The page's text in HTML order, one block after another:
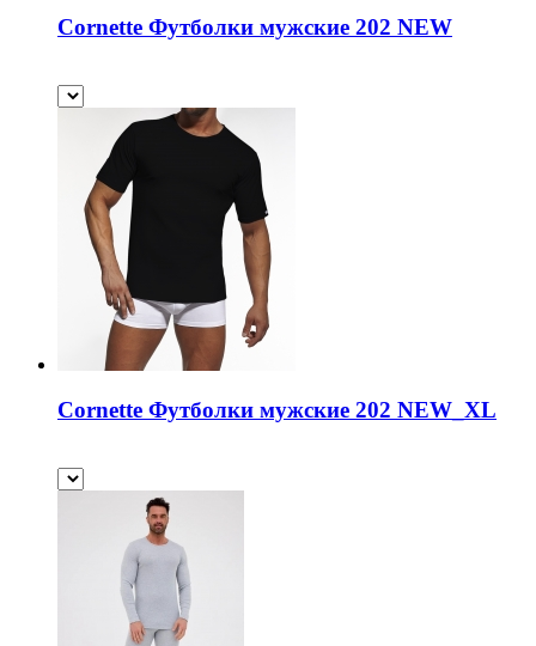
Cornette Футболки мужские 202 NEW
Cornette Футболки мужские 202 NEW_XL